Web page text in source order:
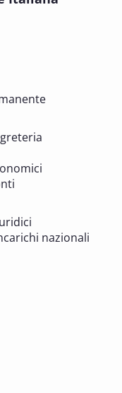
di
Archivi
diocesani,
nazionali